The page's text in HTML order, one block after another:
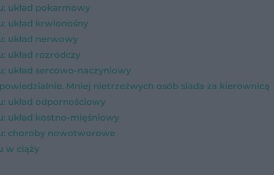
układ pokarmowy
układ krwionośny
układ nerwowy
układ rozrodczy
układ sercowo-naczyniowy
Mniej nietrzeźwych osób siada za kierownicą
układ odpornościowy
układ kostno-mięśniowy
choroby nowotworowe
w ciąży